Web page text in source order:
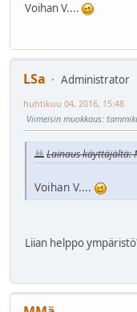
Voihan V....
LSa
Administrator
huhtikuu 04, 2016, 15:48
Viimeisin muokkaus:
Lainaus käyttäjältä:
Voihan V....
Liian helppo